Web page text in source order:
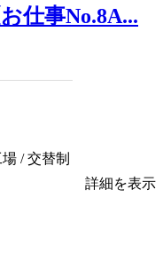
仕事No.8A...
/ 交替制
詳細を表示